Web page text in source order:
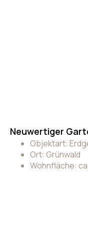
Neuwertiger
Objektart:
Ort: Grünwald
Wohnfläche: ca.